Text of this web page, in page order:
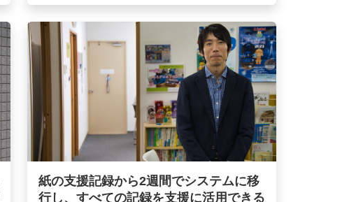
紙の支援記録から2週間でシステムに移
行し、すべての記録を支援に活用できる